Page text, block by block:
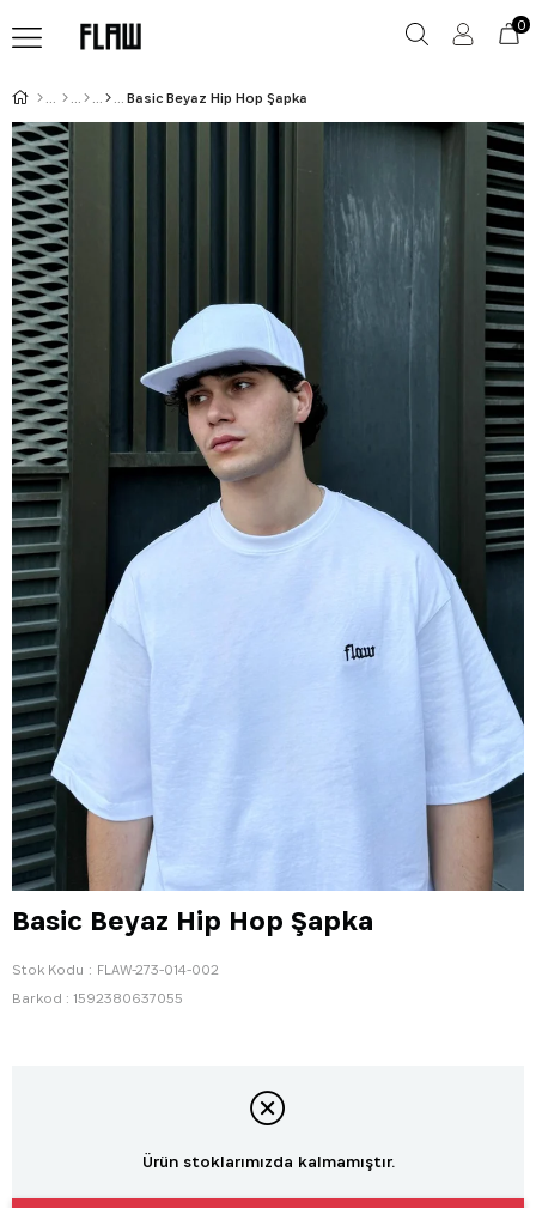
0
Basic Beyaz Hip Hop Şapka
Basic Beyaz Hip Hop Şapka
Stok Kodu
FLAW-273-014-002
Barkod : 1592380637055
Ürün stoklarımızda kalmamıştır.